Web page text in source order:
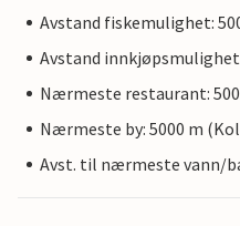
Avstand fiskemulighet:
Avstand
Nærmeste restaurant:
Nærmeste by: 5000 m
Avst. til nærmeste vann/